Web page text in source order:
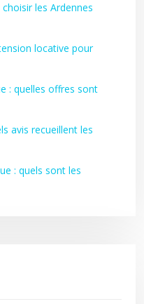
les Ardennes
locative pour
: quelles offres sont
avis recueillent les
: quels sont les